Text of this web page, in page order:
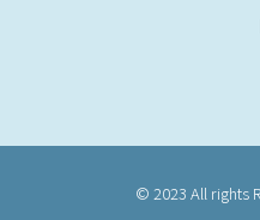
© 2023 All rights